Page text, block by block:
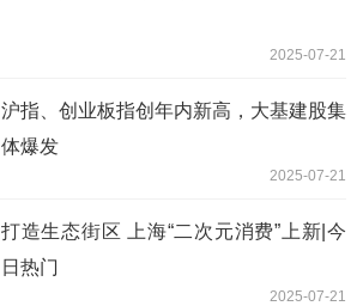
2025-07-21
沪指、创业板指创年内新高，大基建股集
体爆发
2025-07-21
打造生态街区 上海“二次元消费”上新|今
日热门
2025-07-21